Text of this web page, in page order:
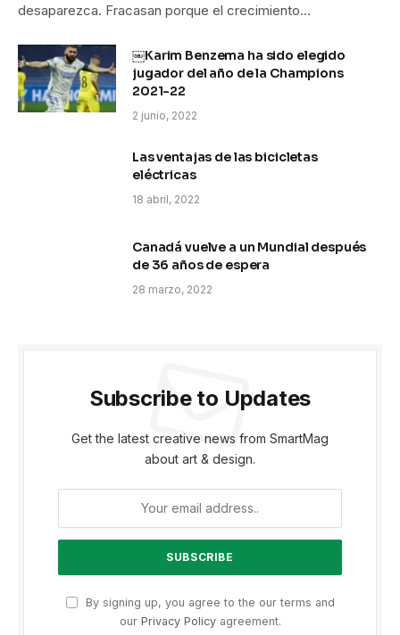
desaparezca. Fracasan porque el crecimiento…
￼Karim Benzema ha sido elegido
jugador del año de la Champions
2021-22
2 junio, 2022
Las ventajas de las bicicletas
eléctricas
18 abril, 2022
Canadá vuelve a un Mundial después
de 36 años de espera
28 marzo, 2022
Subscribe to Updates
Get the latest creative news from SmartMag
about art & design.
By signing up, you agree to the our terms and
our Privacy Policyagreement.